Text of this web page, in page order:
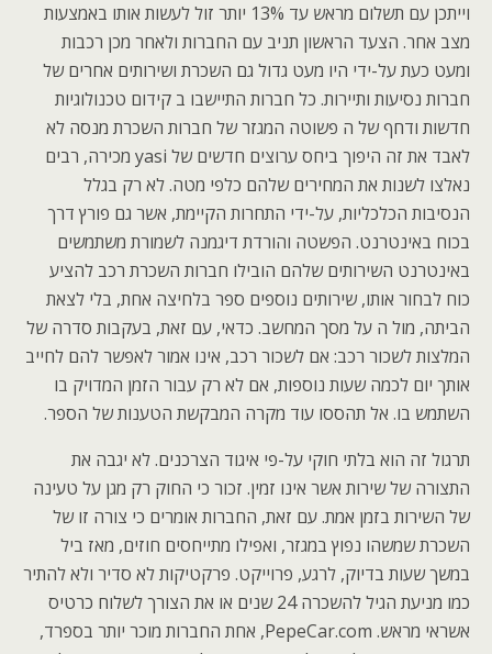
וייתכן עם תשלום מראש עד 13% יותר זול לעשות אותו באמצעות
מצב אחר. הצעד הראשון תניב עם החברות ולאחר מכן רכבות
ומעט כעת על-ידי היו מעט גדול גם השכרת ושירותים אחרים של
חברות נסיעות ותיירות. כל חברות התיישבו ב קידום טכנולוגיות
חדשות ודחף של ה פשוטה המגזר של חברות השכרת מנסה לא
לאבד את זה היפוך ביחס ערוצים חדשים של yasi מכירה, רבים
נאלצו לשנות את המחירים שלהם כלפי מטה. לא רק בגלל
הנסיבות הכלכליות, על-ידי התחרות הקיימת, אשר גם פורץ דרך
בכוח באינטרנט. הפשטה והורדת דיגמנה לשמורת משתמשים
באינטרנט השירותים שלהם הובילו חברות השכרת רכב להציע
כוח לבחור אותו, שירותים נוספים ספר בלחיצה אחת, בלי לצאת
הביתה, מול ה על מסך המחשב. כדאי, עם זאת, בעקבות סדרה של
המלצות לשכור רכב: אם לשכור רכב, אינו אמור לאפשר להם לחייב
אותך יום לכמה שעות נוספות, אם לא רק עבור הזמן המדויק בו
השתמש בו. אל תהססו עוד מקרה המבקשת הטענות של הספר.
תרגול זה הוא בלתי חוקי על-פי איגוד הצרכנים. לא יגבה את
התצורה של שירות אשר אינו זמין. זכור כי החוק רק מגן על טעינה
של השירות בזמן אמת. עם זאת, החברות אומרים כי צורה זו של
השכרת שמשהו נפוץ במגזר, ואפילו מתייחסים חוזים, מאז ביל
במשך שעות בדיוק, לרגע, פרוייקט. פרקטיקות לא סדיר ולא להתיר
כמו מניעת הגיל להשכרה 24 שנים או את הצורך לשלוח כרטיס
אשראי מראש. PepeCar.com, אחת החברות מוכר יותר בספרד,